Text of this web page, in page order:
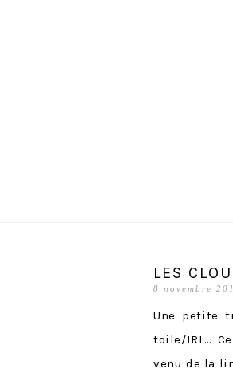
LES
8 novembre
Une petite
toile/IRL…
venu de la